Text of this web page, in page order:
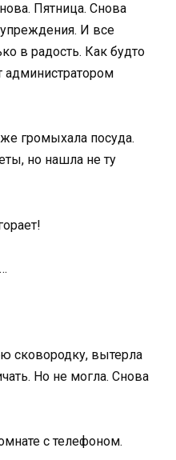
Пятница. Снова
И все
в радость. Как будто
администратором
громыхала посуда.
но нашла не ту
сковородку, вытерла
Но не могла. Снова
с телефоном.